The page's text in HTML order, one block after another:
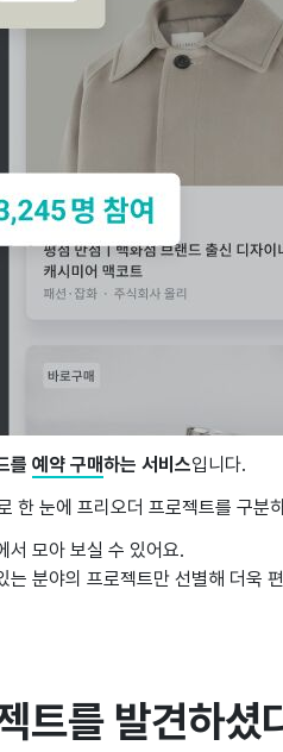
를 예약 구매하는 서비스입니다.
한 눈에 프리오더 프로젝트를 구
서 모아 보실 수 있어요.
분야의 프로젝트만 선별해 더욱
트를 발견하셨